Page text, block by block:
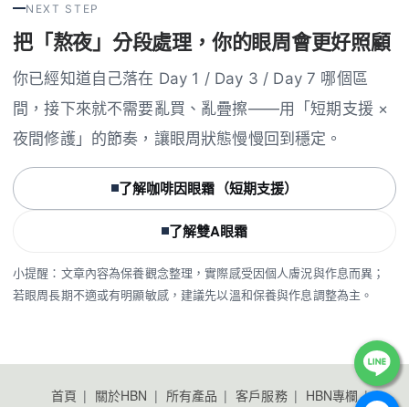
NEXT STEP
把「熬夜」分段處理，你的眼周會更好照顧
你已經知道自己落在 Day 1 / Day 3 / Day 7 哪個區
間，接下來就不需要亂買、亂疊擦——用「短期支援 ×
夜間修護」的節奏，讓眼周狀態慢慢回到穩定。
了解咖啡因眼霜（短期支援）
了解雙A眼霜
小提醒：文章內容為保養觀念整理，實際感受因個人膚況與作息而異；
若眼周長期不適或有明顯敏感，建議先以溫和保養與作息調整為主。
首頁 關於HBN 所有產品 客戶服務 HBN專欄